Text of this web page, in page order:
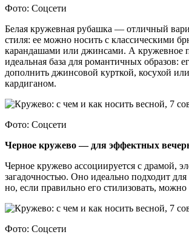
Фото: Соцсети
Белая кружевная рубашка — отличный
стиля: ее можно носить с классическими
карандашами или джинсами. А кружевное
идеальная база для романтичных образов:
дополнить джинсовой курткой, косухой
кардиганом.
Фото: Соцсети
Черное кружево — для эффектных
Черное кружево ассоциируется с драмой,
загадочностью. Оно идеально подходит
но, если правильно его стилизовать,
Фото: Соцсети